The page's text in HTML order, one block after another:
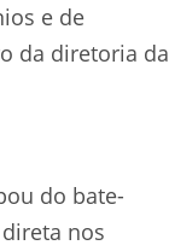
e de
da diretoria da
do bate-
nos